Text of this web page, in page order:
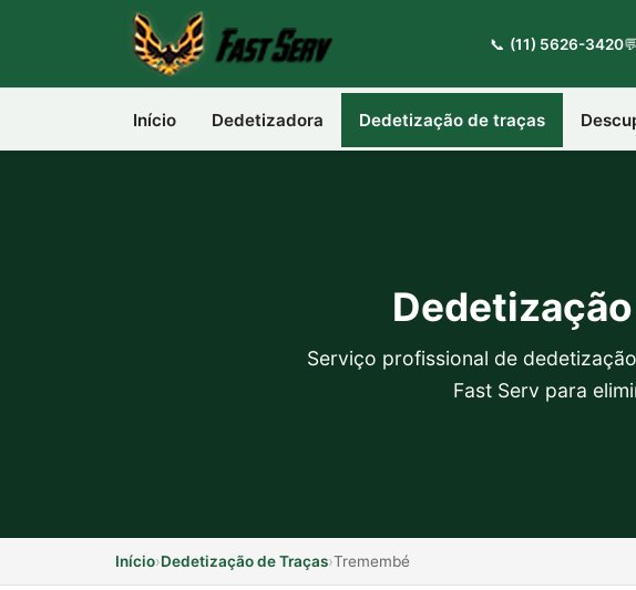
📞 (11) 5626-3420💬
Início Dedetizadora Dedetização de traças
Serviço profissional de
Fast Serv para
Início›Dedetização de Traças›Tremembé